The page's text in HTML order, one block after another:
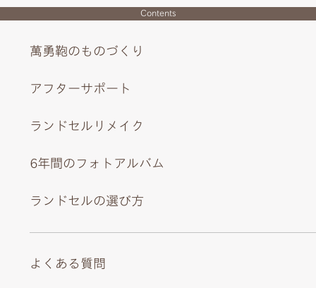
Contents
萬勇鞄のものづくり
アフターサポート
ランドセルリメイク
6年間のフォトアルバム
ランドセルの選び方
よくある質問